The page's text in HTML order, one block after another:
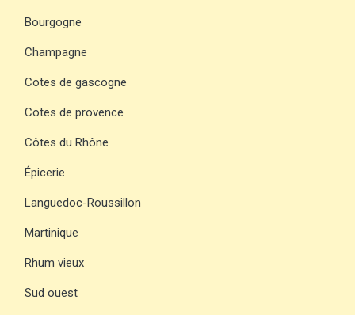
Bourgogne
Champagne
Cotes de gascogne
Cotes de provence
Côtes du Rhône
Épicerie
Languedoc-Roussillon
Martinique
Rhum vieux
Sud ouest